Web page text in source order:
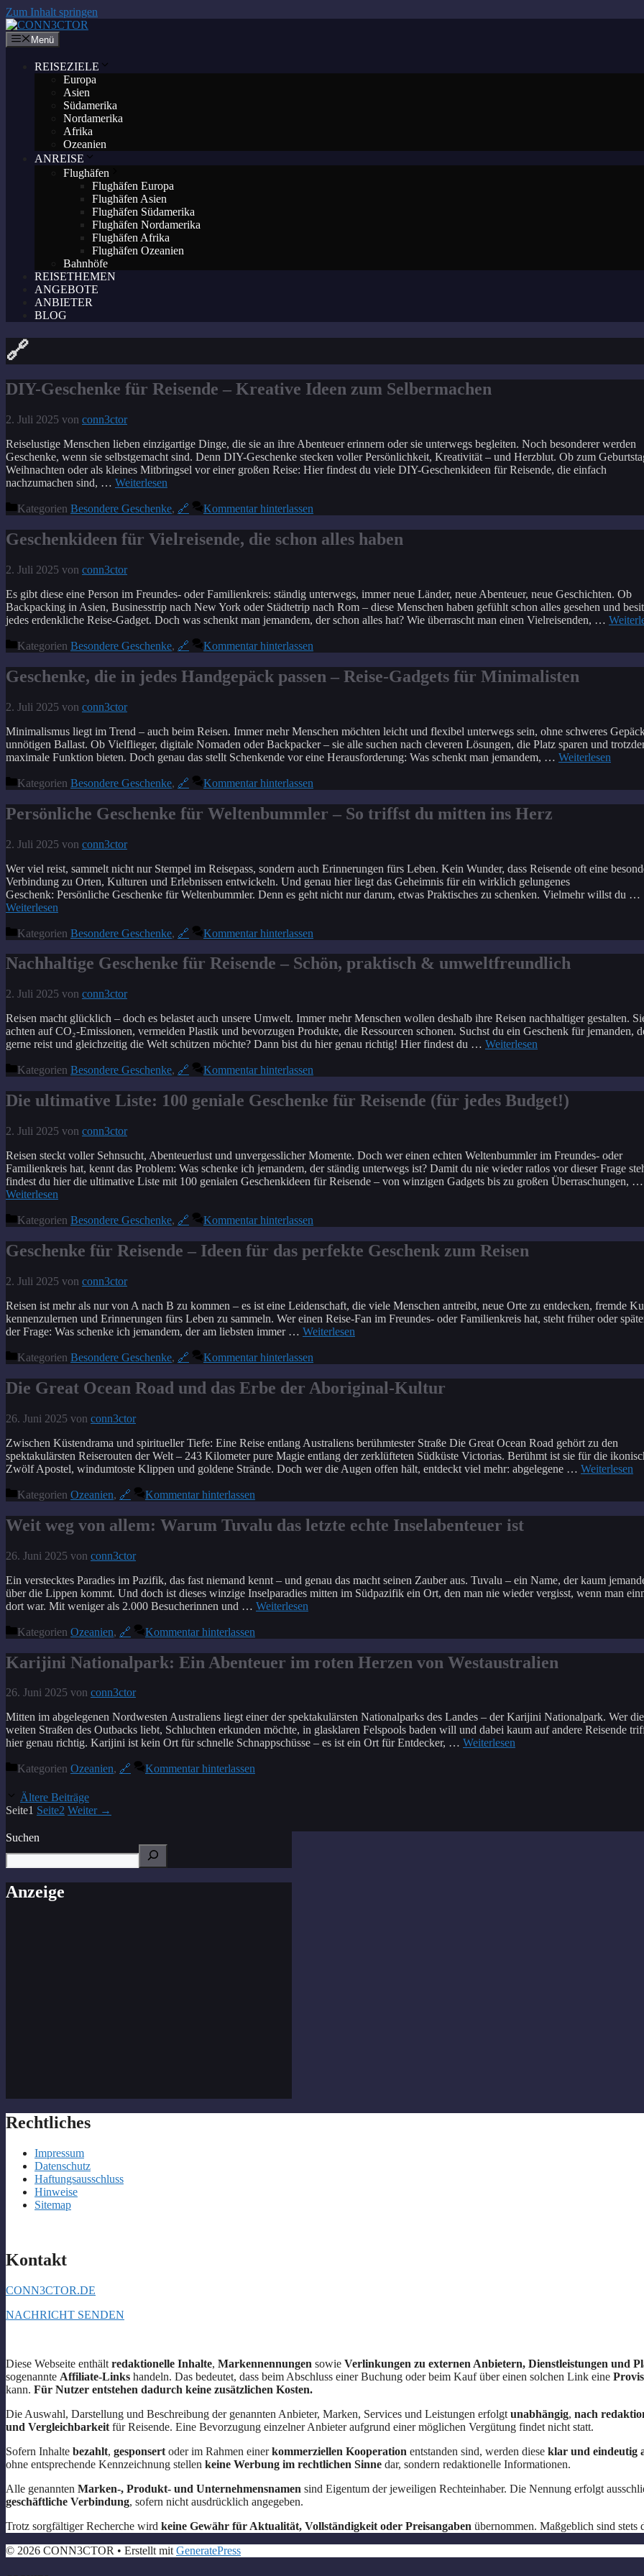
Zum Inhalt springen
Menü
REISEZIELE
Europa
Asien
Südamerika
Nordamerika
Afrika
Ozeanien
ANREISE
Flughäfen
Flughäfen Europa
Flughäfen Asien
Flughäfen Südamerika
Flughäfen Nordamerika
Flughäfen Afrika
Flughäfen Ozeanien
Bahnhöfe
REISETHEMEN
ANGEBOTE
ANBIETER
BLOG
🔗
DIY-Geschenke für Reisende – Kreative Ideen zum Selbermachen
2. Juli 2025 von conn3ctor
Reiselustige Menschen lieben einzigartige Dinge, die sie an ihre Abenteuer erinnern oder sie unterwegs begleiten. Noch besonderer werden
Geschenke, wenn sie selbstgemacht sind. Denn DIY-Geschenke stecken voller Persönlichkeit, Kreativität – und Herzblut. Ob zum
Weihnachten oder als kleines Mitbringsel vor einer großen Reise: Hier findest du viele DIY-Geschenkideen für Reisende, die einfach
nachzumachen sind, … Weiterlesen
Kategorien Besondere Geschenke, 🔗 Kommentar hinterlassen
Geschenkideen für Vielreisende, die schon alles haben
2. Juli 2025 von conn3ctor
Es gibt diese eine Person im Freundes- oder Familienkreis: ständig unterwegs, immer neue Länder, neue Abenteuer, neue Geschichten. Ob
Backpacking in Asien, Businesstrip nach New York oder Städtetrip nach Rom – diese Menschen haben gefühlt schon alles gesehen und
jedes erdenkliche Reise-Gadget. Doch was schenkt man jemandem, der schon alles hat? Wie überrascht man einen Vielreisenden, …
Kategorien Besondere Geschenke, 🔗 Kommentar hinterlassen
Geschenke, die in jedes Handgepäck passen – Reise-Gadgets für Minimalisten
2. Juli 2025 von conn3ctor
Minimalismus liegt im Trend – auch beim Reisen. Immer mehr Menschen möchten leicht und flexibel unterwegs sein, ohne schweres
unnötigen Ballast. Ob Vielflieger, digitale Nomaden oder Backpacker – sie alle suchen nach cleveren Lösungen, die Platz sparen und
maximale Funktion bieten. Doch genau das stellt Schenkende vor eine Herausforderung: Was schenkt man jemandem, … Weiterlesen
Kategorien Besondere Geschenke, 🔗 Kommentar hinterlassen
Persönliche Geschenke für Weltenbummler – So triffst du mitten ins Herz
2. Juli 2025 von conn3ctor
Wer viel reist, sammelt nicht nur Stempel im Reisepass, sondern auch Erinnerungen fürs Leben. Kein Wunder, dass Reisende oft eine
Verbindung zu Orten, Kulturen und Erlebnissen entwickeln. Und genau hier liegt das Geheimnis für ein wirklich gelungenes
Geschenk: Persönliche Geschenke für Weltenbummler. Denn es geht nicht nur darum, etwas Praktisches zu schenken. Vielmehr willst du …
Weiterlesen
Kategorien Besondere Geschenke, 🔗 Kommentar hinterlassen
Nachhaltige Geschenke für Reisende – Schön, praktisch & umweltfreundlich
2. Juli 2025 von conn3ctor
Reisen macht glücklich – doch es belastet auch unsere Umwelt. Immer mehr Menschen wollen deshalb ihre Reisen nachhaltiger gestalten.
achten auf CO₂-Emissionen, vermeiden Plastik und bevorzugen Produkte, die Ressourcen schonen. Suchst du ein Geschenk für jemanden,
gerne reist und gleichzeitig die Welt schützen möchte? Dann bist du hier genau richtig! Hier findest du … Weiterlesen
Kategorien Besondere Geschenke, 🔗 Kommentar hinterlassen
Die ultimative Liste: 100 geniale Geschenke für Reisende (für jedes Budget!)
2. Juli 2025 von conn3ctor
Reisen steckt voller Sehnsucht, Abenteuerlust und unvergesslicher Momente. Doch wer einen echten Weltenbummler im Freundes- oder
Familienkreis hat, kennt das Problem: Was schenke ich jemandem, der ständig unterwegs ist? Damit du nie wieder ratlos vor dieser Frage
findest du hier die ultimative Liste mit 100 genialen Geschenkideen für Reisende – von winzigen Gadgets bis zu großen Überraschungen, …
Weiterlesen
Kategorien Besondere Geschenke, 🔗 Kommentar hinterlassen
Geschenke für Reisende – Ideen für das perfekte Geschenk zum Reisen
2. Juli 2025 von conn3ctor
Reisen ist mehr als nur von A nach B zu kommen – es ist eine Leidenschaft, die viele Menschen antreibt, neue Orte zu entdecken, fremde
kennenzulernen und Erinnerungen fürs Leben zu sammeln. Wer einen Reise-Fan im Freundes- oder Familienkreis hat, steht früher oder
der Frage: Was schenke ich jemandem, der am liebsten immer … Weiterlesen
Kategorien Besondere Geschenke, 🔗 Kommentar hinterlassen
Die Great Ocean Road und das Erbe der Aboriginal-Kultur
26. Juni 2025 von conn3ctor
Zwischen Küstendrama und spiritueller Tiefe: Eine Reise entlang Australiens berühmtester Straße Die Great Ocean Road gehört zu den
spektakulärsten Reiserouten der Welt – 243 Kilometer pure Magie entlang der zerklüfteten Südküste Victorias. Berühmt ist sie für die
Zwölf Apostel, windumtoste Klippen und goldene Strände. Doch wer die Augen offen hält, entdeckt viel mehr: abgelegene … Weiterlesen
Kategorien Ozeanien, 🔗 Kommentar hinterlassen
Weit weg von allem: Warum Tuvalu das letzte echte Inselabenteuer ist
26. Juni 2025 von conn3ctor
Ein verstecktes Paradies im Pazifik, das fast niemand kennt – und genau das macht seinen Zauber aus. Tuvalu – ein Name, der kaum
über die Lippen kommt. Und doch ist dieses winzige Inselparadies mitten im Südpazifik ein Ort, den man nie wieder vergisst, wenn man
dort war. Mit weniger als 2.000 Besucherinnen und … Weiterlesen
Kategorien Ozeanien, 🔗 Kommentar hinterlassen
Karijini Nationalpark: Ein Abenteuer im roten Herzen von Westaustralien
26. Juni 2025 von conn3ctor
Mitten im abgelegenen Nordwesten Australiens liegt einer der spektakulärsten Nationalparks des Landes – der Karijini Nationalpark. Wer die
weiten Straßen des Outbacks liebt, Schluchten erkunden möchte, in glasklaren Felspools baden will und dabei kaum auf andere Reisende
hier genau richtig. Karijini ist kein Ort für schnelle Schnappschüsse – es ist ein Ort für Entdecker, … Weiterlesen
Kategorien Ozeanien, 🔗 Kommentar hinterlassen
Ältere Beiträge
Seite1 Seite2 Weiter →
Suchen
Anzeige
Rechtliches
Impressum
Datenschutz
Haftungsausschluss
Hinweise
Sitemap
Kontakt
CONN3CTOR.DE
NACHRICHT SENDEN
Diese Webseite enthält redaktionelle Inhalte, Markennennungen sowie Verlinkungen zu externen Anbietern, Dienstleistungen und
sogenannte Affiliate-Links handeln. Das bedeutet, dass beim Abschluss einer Buchung oder beim Kauf über einen solchen Link eine
kann. Für Nutzer entstehen dadurch keine zusätzlichen Kosten.
Die Auswahl, Darstellung und Beschreibung der genannten Anbieter, Marken, Services und Leistungen erfolgt unabhängig, nach
und Vergleichbarkeit für Reisende. Eine Bevorzugung einzelner Anbieter aufgrund einer möglichen Vergütung findet nicht statt.
Sofern Inhalte bezahlt, gesponsert oder im Rahmen einerkommerziellen Kooperation entstanden sind, werden diese klar und eindeutig
ohne entsprechende Kennzeichnung stellen keine Werbung im rechtlichen Sinne dar, sondern redaktionelle Informationen.
Alle genannten Marken-, Produkt- und Unternehmensnamen sind Eigentum der jeweiligen Rechteinhaber. Die Nennung erfolgt
geschäftliche Verbindung, sofern nicht ausdrücklich angegeben.
Trotz sorgfältiger Recherche wird keine Gewähr für Aktualität, Vollständigkeit oder Preisangaben übernommen. Maßgeblich sind
© 2026 CONN3CTOR • Erstellt mit GeneratePress